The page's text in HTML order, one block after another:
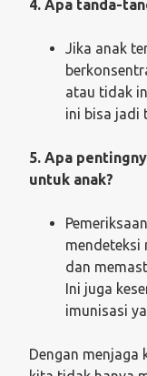
4. Apa tanda-
Jika anak
atau tidak
ini bisa jadi
5. Apa
untuk anak?
mendeteksi
dan
Ini juga
imunisasi
Dengan menjaga